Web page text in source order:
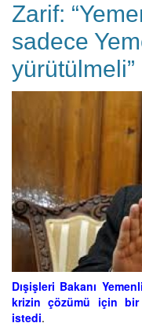
Zarif:
sadece
yürütülmeli”
Dışişleri Bakanı
krizin çözümü için bir
istedi.